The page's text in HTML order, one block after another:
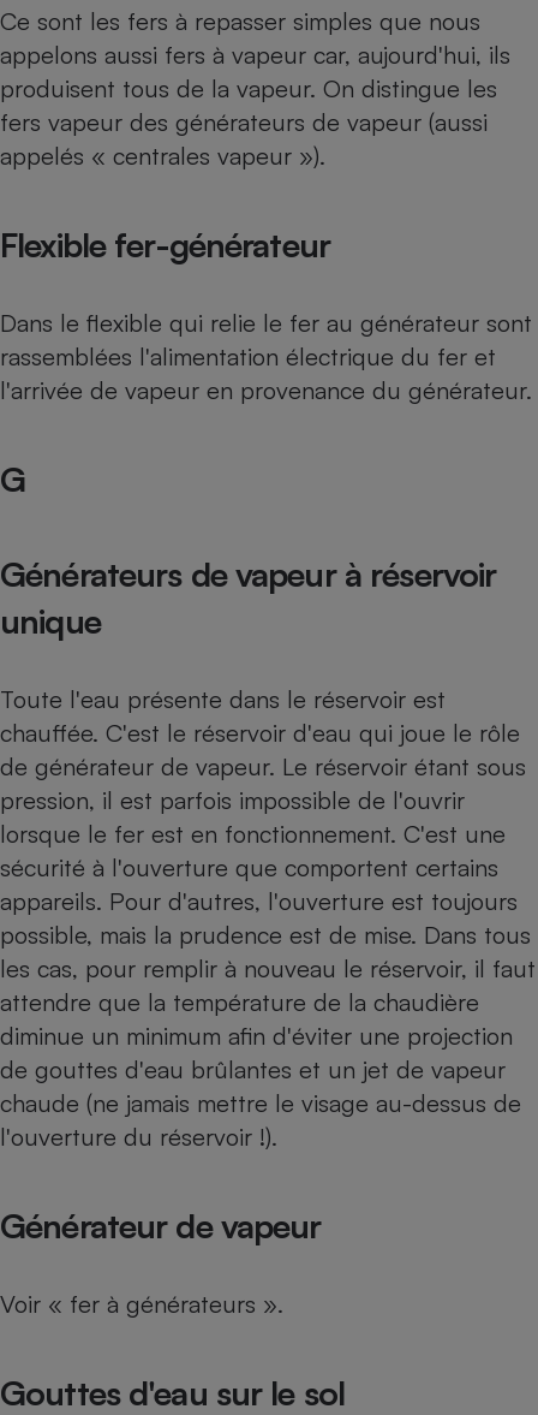
Ce sont les fers à repasser simples que nous
appelons aussi fers à vapeur car, aujourd'hui, ils
produisent tous de la vapeur. On distingue les
fers vapeur des générateurs de vapeur (aussi
appelés « centrales vapeur »).
Flexible fer-générateur
Dans le flexible qui relie le fer au générateur sont
rassemblées l'alimentation électrique du fer et
l'arrivée de vapeur en provenance du générateur.
G
Générateurs de vapeur à réservoir
unique
Toute l'eau présente dans le réservoir est
chauffée. C'est le réservoir d'eau qui joue le rôle
de générateur de vapeur. Le réservoir étant sous
pression, il est parfois impossible de l'ouvrir
lorsque le fer est en fonctionnement. C'est une
sécurité à l'ouverture que comportent certains
appareils. Pour d'autres, l'ouverture est toujours
possible, mais la prudence est de mise. Dans tous
les cas, pour remplir à nouveau le réservoir, il faut
attendre que la température de la chaudière
diminue un minimum afin d'éviter une projection
de gouttes d'eau brûlantes et un jet de vapeur
chaude (ne jamais mettre le visage au-dessus de
l'ouverture du réservoir !).
Générateur de vapeur
Voir « fer à générateurs ».
Gouttes d'eau sur le sol